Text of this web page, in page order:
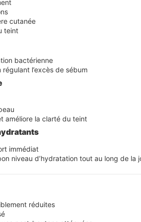
cutanée
teint
bactérienne
l’excès de sébum
améliore la clarté du teint
immédiat
niveau d’hydratation tout au long de la
réduites